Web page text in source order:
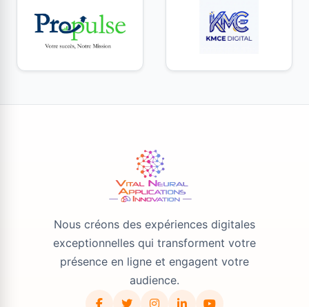
Nous créons des expériences digitales
exceptionnelles qui transforment votre
présence en ligne et engagent votre
audience.